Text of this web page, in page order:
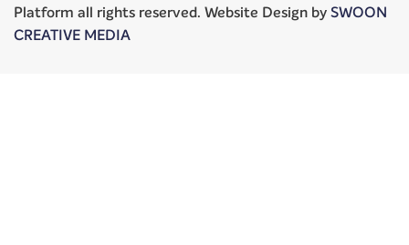
Platform all rights reserved. Website Design bySWOON
CREATIVE MEDIA